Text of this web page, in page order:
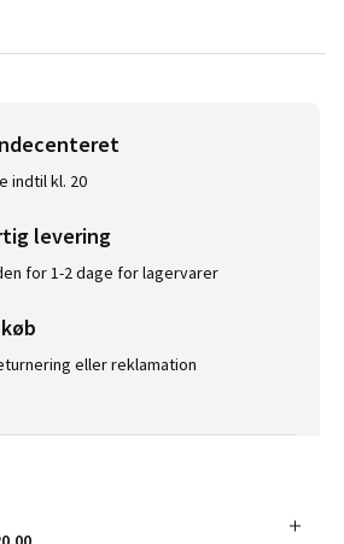
indtil kl. 20
levering
for 1-2 dage for lagervarer
eller reklamation